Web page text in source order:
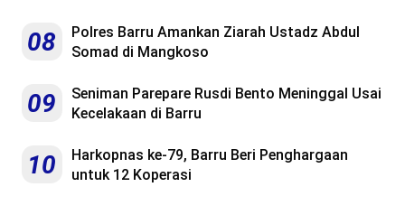
08
Polres Barru Amankan Ziarah Ustadz Abdul
Somad di Mangkoso
09
Seniman Parepare Rusdi Bento Meninggal Usai
Kecelakaan di Barru
10
Harkopnas ke-79, Barru Beri Penghargaan
untuk 12 Koperasi